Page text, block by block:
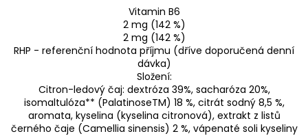
Vitamin B6
2 mg (142 %)
2 mg (142 %)
RHP - referenční hodnota příjmu (dříve doporučená denní
dávka)
Složení:
Citron-ledový čaj: dextróza 39%, sacharóza 20%,
isomaltulóza** (PalatinoseTM) 18 %, citrát sodný 8,5 %,
aromata, kyselina (kyselina citronová), extrakt z listů
černého čaje (Camellia sinensis) 2 %, vápenaté soli kyseliny